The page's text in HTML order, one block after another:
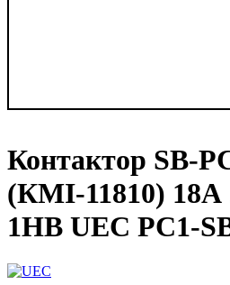
Контактор SB-
(КМІ-11810) 18А
1НВ UEC PC1-